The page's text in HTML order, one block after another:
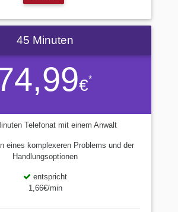
€*
45 Minuten
Telefonat mit einem Anwalt
eines komplexeren Problems und der
Handlungsoptionen
entspricht
1,66€/min